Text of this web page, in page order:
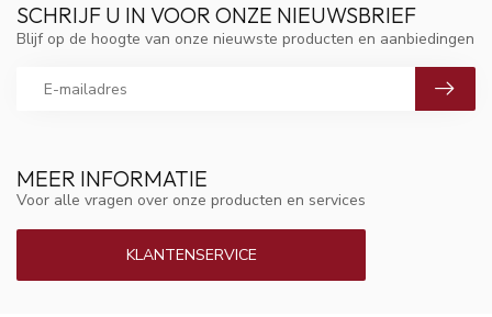
MEER INFORMATIE
Voor alle vragen over onze producten en services
KLANTENSERVICE
SCHRIJF U IN VOOR ONZE NIEUWSBRIEF
Blijf op de hoogte van onze nieuwste producten en aanbiedingen